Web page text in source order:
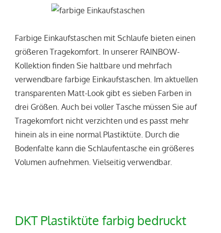
Farbige Einkaufstaschen mit Schlaufe bieten einen
größeren Tragekomfort. In unserer RAINBOW-
Kollektion finden Sie haltbare und mehrfach
verwendbare farbige Einkaufstaschen. Im aktuellen
transparenten Matt-Look gibt es sieben Farben in
drei Größen. Auch bei voller Tasche müssen Sie auf
Tragekomfort nicht verzichten und es passt mehr
hinein als in eine normal Plastiktüte. Durch die
Bodenfalte kann die Schlaufentasche ein größeres
Volumen aufnehmen. Vielseitig verwendbar.
DKT Plastiktüte farbig bedruckt